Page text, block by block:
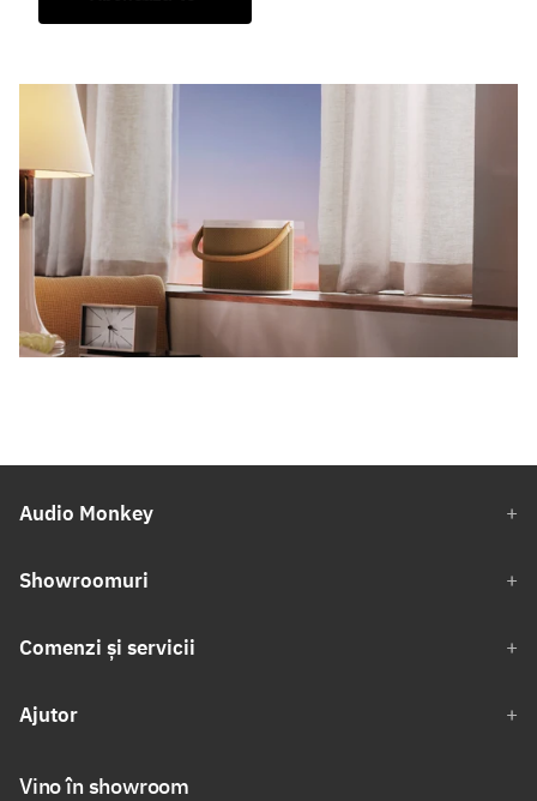
Audio Monkey
Showroomuri
Comenzi și servicii
Ajutor
Vino în showroom